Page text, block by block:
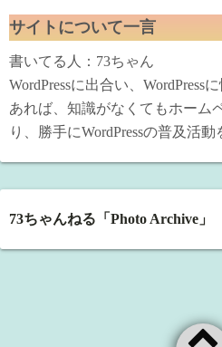
サイトについて一言
書いてる人：73ちゃん
WordPressに出合い、WordPress
あれば、知識がなくてもホーム
り、勝手にWordPressの普及活
73ちゃんねる「Photo Archive」